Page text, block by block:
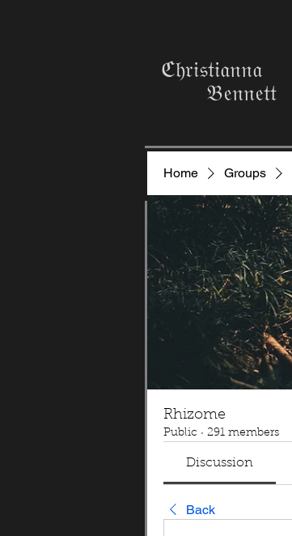
ℭ𝔥𝔯𝔦𝔰𝔱𝔦𝔞𝔫𝔫𝔞
𝔅𝔢𝔫𝔫𝔢𝔱𝔱
Home Groups
Rhizome
Public · 291 members
Discussion
Back